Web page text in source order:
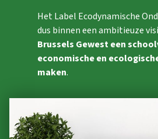
Het Label Ecodynamische
dus binnen een ambitieuze
Brussels Gewest een
economische en
maken.